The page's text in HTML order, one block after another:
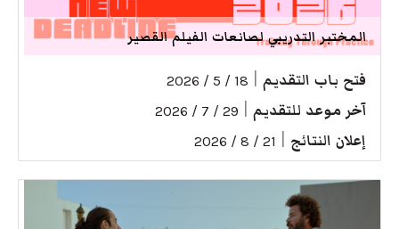
المختبر التدريبي لصانعات الفيلم القصير
فتح باب التقديم 18 / 5 / 2026
آخر موعد للتقديم 29 / 7 / 2026
إعلان النتائج 21 / 8 / 2026